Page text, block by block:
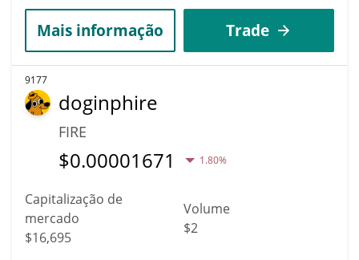
Mais informação Trade
9177
doginphire
FIRE
$0.00001671 1.80%
Capitalização de
mercado
$16,695
Volume
$2